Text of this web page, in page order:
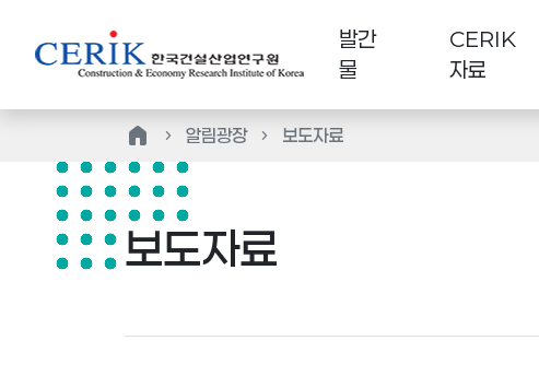
발간
물
CERIK
자료
home 알림광장 보도자료
보도자료